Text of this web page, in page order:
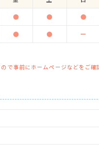
● ● ●
● ● ー
事前にホームページなどをご確